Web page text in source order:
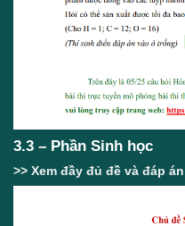
3.3 – Phần Sinh học
>> Xem đầy đủ đề và đáp án